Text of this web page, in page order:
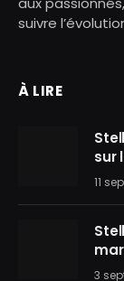
suivre
À LIRE
sur
11
3